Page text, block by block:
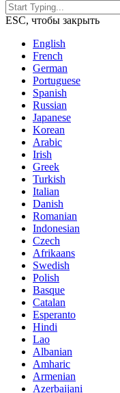
ESC, чтобы закрыть
English
French
German
Portuguese
Spanish
Russian
Japanese
Korean
Arabic
Irish
Greek
Turkish
Italian
Danish
Romanian
Indonesian
Czech
Afrikaans
Swedish
Polish
Basque
Catalan
Esperanto
Hindi
Lao
Albanian
Amharic
Armenian
Azerbaijani